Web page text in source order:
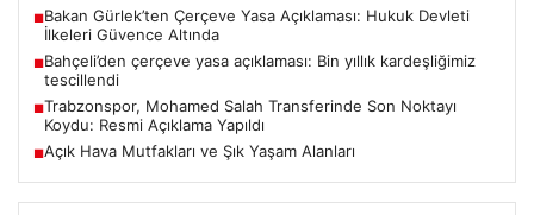
■Bakan Gürlek’ten Çerçeve Yasa Açıklaması: Hukuk Devleti
İlkeleri Güvence Altında
■Bahçeli’den çerçeve yasa açıklaması: Bin yıllık kardeşliğimiz
tescillendi
■Trabzonspor, Mohamed Salah Transferinde Son Noktayı
Koydu: Resmi Açıklama Yapıldı
■Açık Hava Mutfakları ve Şık Yaşam Alanları